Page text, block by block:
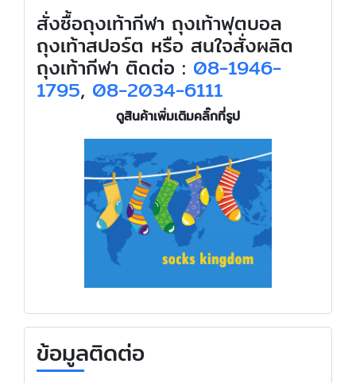
สั่งซื้อถุงเท้ากีฬา ถุงเท้าฟุตบอล
ถุงเท้าสปอร์ต หรือ สนใจสั่งผลิต
ถุงเท้ากีฬา ติดต่อ : 08-1946-
1795, 08-2034-6111
ดูสินค้าเพิ่มเติมคลิ๊กที่รูป
ข้อมูลติดต่อ